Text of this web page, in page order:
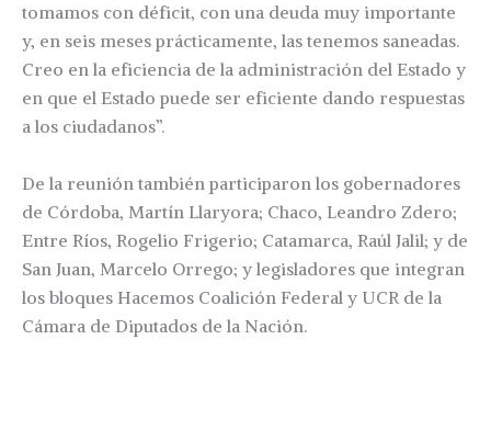
tomamos con déficit, con una deuda muy importante
y, en seis meses prácticamente, las tenemos saneadas.
Creo en la eficiencia de la administración del Estado y
en que el Estado puede ser eficiente dando respuestas
a los ciudadanos”.
De la reunión también participaron los gobernadores
de Córdoba, Martín Llaryora; Chaco, Leandro Zdero;
Entre Ríos, Rogelio Frigerio; Catamarca, Raúl Jalil; y de
San Juan, Marcelo Orrego; y legisladores que integran
los bloques Hacemos Coalición Federal y UCR de la
Cámara de Diputados de la Nación.